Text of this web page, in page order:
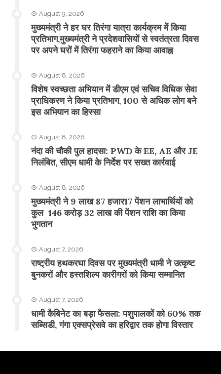
August 9, 2026
मुख्यमंत्री ने हर घर तिरंगा यात्रा कार्यक्रम में किया
प्रतिभाग,मुख्यमंत्री ने प्रदेशवासियों से स्वतंत्रता दिवस
पर अपने घरों में तिरंगा फहराने का किया आवाह्न
August 8, 2026
विशेष स्वच्छता अभियान में डीएम एवं सचिव विधिक सेवा
प्राधिकरण ने किया प्रतिभाग, 100 से अधिक लोग बने
इस अभियान का हिस्सा
August 8, 2026
नंदा की चौकी पुल हादसा: PWD के EE, AE और JE
निलंबित, सीएम धामी के निर्देश पर सख्त कार्रवाई
August 8, 2026
मुख्यमंत्री ने 9 लाख 87 हजार17 पेंशन लाभार्थियों को
कुल 146 करोड़ 32 लाख की पेंशन राशि का किया
भुगतान
August 7, 2026
राष्ट्रीय हथकरघा दिवस पर मुख्यमंत्री धामी ने उत्कृष्ट
बुनकरों और हस्तशिल्प कारीगरों को किया सम्मानित
August 7, 2026
​धामी कैबिनेट का बड़ा फैसला: पशुपालकों को 60% तक
सब्सिडी, गंगा एक्सप्रेसवे का हरिद्वार तक होगा विस्तार